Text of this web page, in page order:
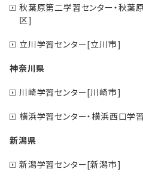
秋葉原第二学習センター・秋葉
区]
立川学習センター[立川市]
神奈川県
川崎学習センター[川崎市]
横浜学習センター・横浜西口学
新潟県
新潟学習センター[新潟市]